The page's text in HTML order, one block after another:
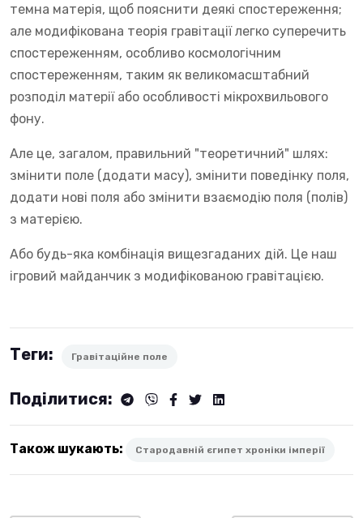
темна матерія, щоб пояснити деякі спостереження;
але модифікована теорія гравітації легко суперечить
спостереженням, особливо космологічним
спостереженням, таким як великомасштабний
розподіл матерії або особливості мікрохвильового
фону.
Але це, загалом, правильний "теоретичний" шлях:
змінити поле (додати масу), змінити поведінку поля,
додати нові поля або змінити взаємодію поля (полів)
з матерією.
Або будь-яка комбінація вищезгаданих дій. Це наш
ігровий майданчик з модифікованою гравітацією.
Теги: Гравітаційне поле
Поділитися:
Також шукають: Стародавній єгипет хроніки імперії